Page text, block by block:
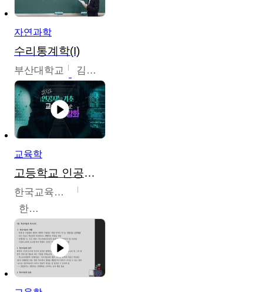
자연과학
수리통계학(I)
부산대학교 김충락
교육학
고등학교 인공지능 기초 교수ㆍ학습 역량 강화
한국교육학술정보원
한국교육학술정보원